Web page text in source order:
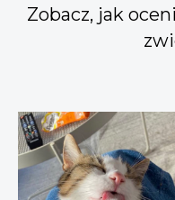
Zobacz, jak